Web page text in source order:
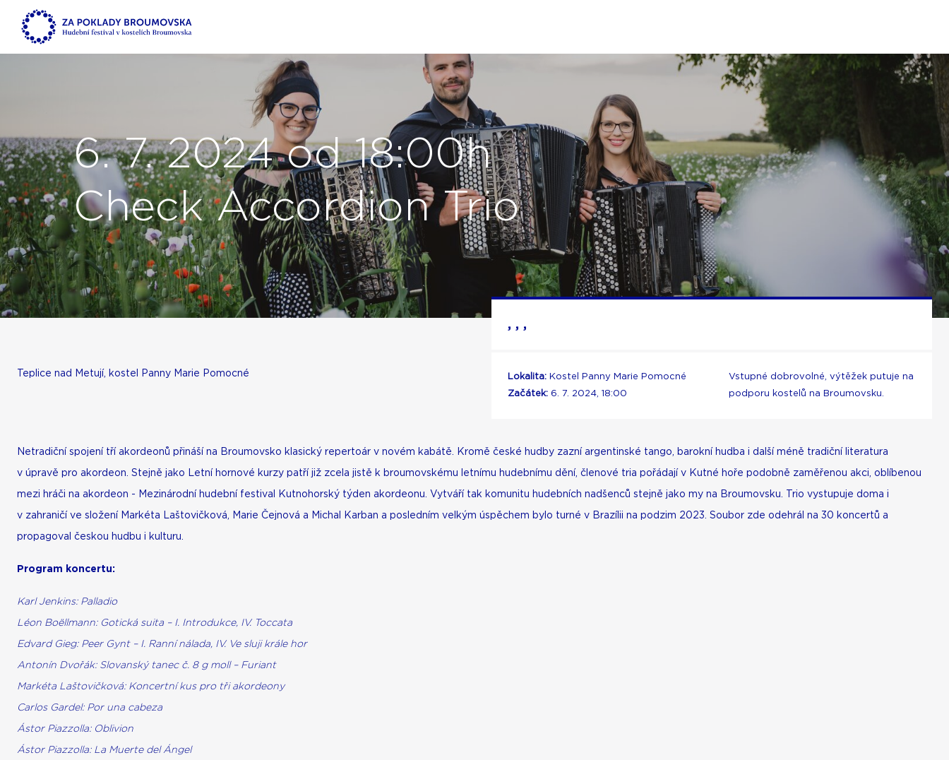
6. 7. 2024 od 18:00h
Check Accordion Trio
, , ,
Lokalita: Kostel Panny Marie Pomocné
Začátek: 6. 7. 2024, 18:00
Vstupné dobrovolné, výtěžek putuje na
podporu kostelů na Broumovsku.
Teplice nad Metují, kostel Panny Marie Pomocné
Netradiční spojení tří akordeonů přináší na Broumovsko klasický repertoár v novém kabátě. Kromě české hudby zazní argentinské tango, barokní hudba i další méně tradiční literatura
v úpravě pro akordeon. Stejně jako Letní hornové kurzy patří již zcela jistě k broumovskému letnímu hudebnímu dění, členové tria pořádají v Kutné hoře podobně zaměřenou akci, oblíbenou
mezi hráči na akordeon - Mezinárodní hudební festival Kutnohorský týden akordeonu. Vytváří tak komunitu hudebních nadšenců stejně jako my na Broumovsku. Trio vystupuje doma i
v zahraničí ve složení Markéta Laštovičková, Marie Čejnová a Michal Karban a posledním velkým úspěchem bylo turné v Brazílii na podzim 2023. Soubor zde odehrál na 30 koncertů a
propagoval českou hudbu i kulturu.
Program koncertu:
Karl Jenkins: Palladio
Léon Boëllmann: Gotická suita – I. Introdukce, IV. Toccata
Edvard Gieg: Peer Gynt – I. Ranní nálada, IV. Ve sluji krále hor
Antonín Dvořák: Slovanský tanec č. 8 g moll – Furiant
Markéta Laštovičková: Koncertní kus pro tři akordeony
Carlos Gardel: Por una cabeza
Ástor Piazzolla: Oblivion
Ástor Piazzolla: La Muerte del Ángel